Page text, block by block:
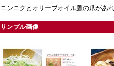
ニンニクとオリーブオイル鷹の爪があ
サンプル画像